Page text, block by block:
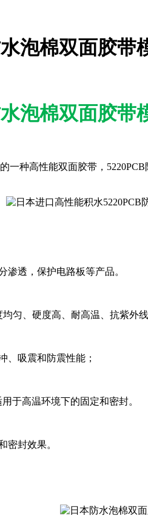
泡棉双面胶带
泡棉双面胶带
一种高性能双面胶带，
渗透，保护电路板等产品。
匀、硬度高、耐高温、抗紫外线
、吸震和防震性能；
于高温环境下的固定和密封。
密封效果。